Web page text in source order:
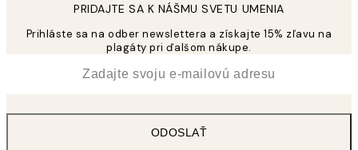
PRIDAJTE SA K NÁŠMU SVETU UMENIA
Prihláste sa na odber newslettera a získajte 15% zľavu na
plagáty pri ďalšom nákupe.
ODOSLAŤ